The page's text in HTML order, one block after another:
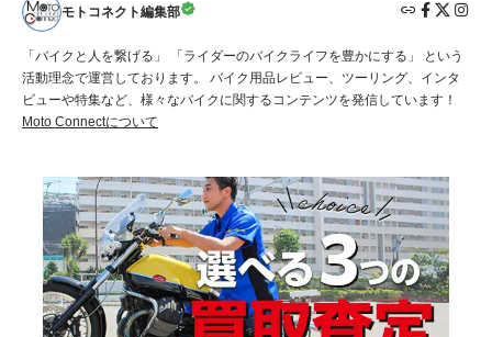
モトコネクト編集部
「バイクと人を繋げる」 「ライダーのバイクライフを豊かにする」 という
活動理念で運営しております。 バイク用品レビュー、ツーリング、インタ
ビューや特集など、様々なバイクに関するコンテンツを発信しています！
Moto Connectについて